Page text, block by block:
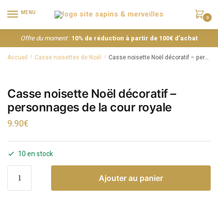
MENU
0
Offre du moment: 10% de réduction à partir de 100€ d’achat
Accueil / Casse noisettes de Noël / Casse noisette Noël décoratif – personnages de la cour royale
Casse noisette Noël décoratif –
personnages de la cour royale
9.90€
10 en stock
Ajouter au panier